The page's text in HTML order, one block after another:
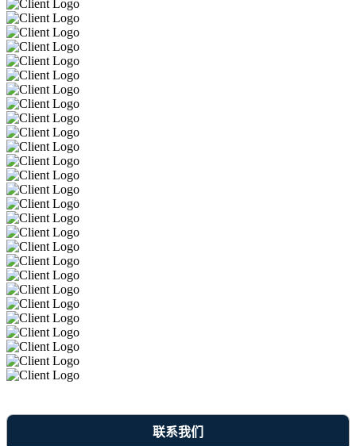
联系我们